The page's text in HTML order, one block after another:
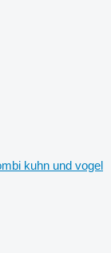
kuhn und vogel